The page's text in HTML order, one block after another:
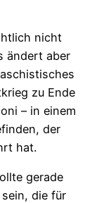
nicht
ändert aber
zu Ende
– in einem
der
hat.
gerade
die für